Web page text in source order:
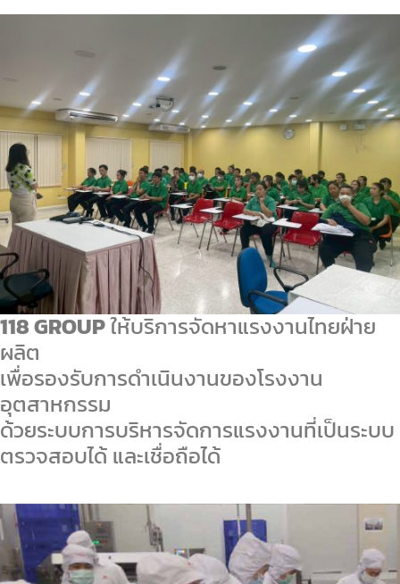
118 GROUPให้บริการจัดหาแรงงานไทยฝ่าย
ผลิต
เพื่อรองรับการดำเนินงานของโรงงาน
อุตสาหกรรม
ด้วยระบบการบริหารจัดการแรงงานที่เป็นระบบ
ตรวจสอบได้ และเชื่อถือได้